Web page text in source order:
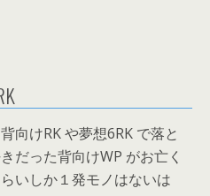
向けRK や夢想6RK で落と
だった背向けWP がお亡く
いしか１発モノはないは